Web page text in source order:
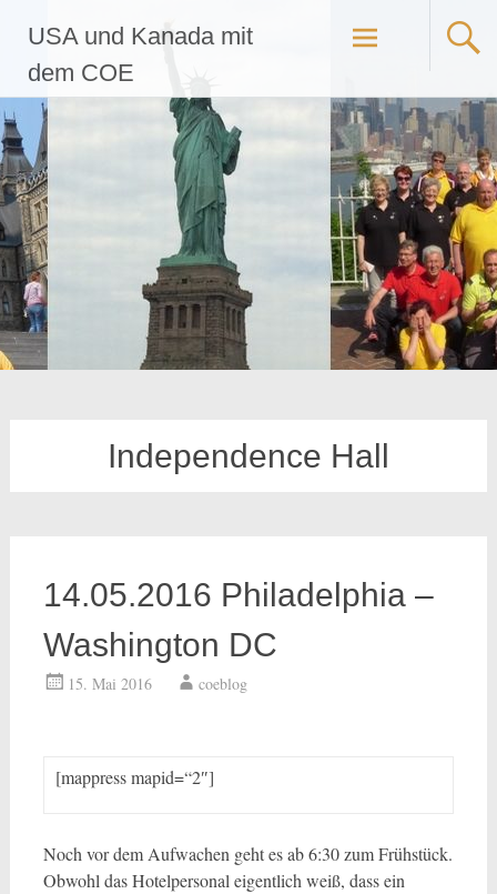
Inhalt
springen
USA und Kanada mit
dem COE
Independence Hall
14.05.2016 Philadelphia –
Washington DC
15. Mai 2016 coeblog
[mappress mapid=“2″]
Noch vor dem Aufwachen geht es ab 6:30 zum Frühstück.
Obwohl das Hotelpersonal eigentlich weiß, dass ein